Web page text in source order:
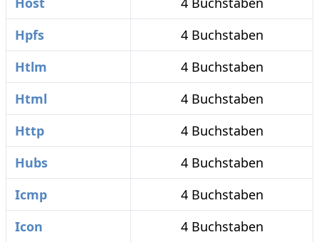
Hpfs
4 Buchstaben
Htlm
4 Buchstaben
Html
4 Buchstaben
Http
4 Buchstaben
Hubs
4 Buchstaben
Icmp
4 Buchstaben
Icon
4 Buchstaben